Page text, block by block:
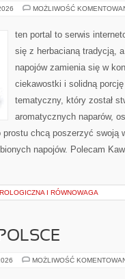
MOŻLIWOŚĆ
ten portal to serwis
się z herbacianą tradycją,
napojów zamienia się w
ciekawostki i solidną
tematyczny, który został
aromatycznych naparów,
chcą poszerzyć swoją
napojów. Polecam
I RÓWNOWAGA
MOŻLIWOŚĆ